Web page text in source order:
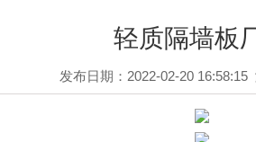
轻质隔墙板
发布日期：2022-02-20 16:58:15